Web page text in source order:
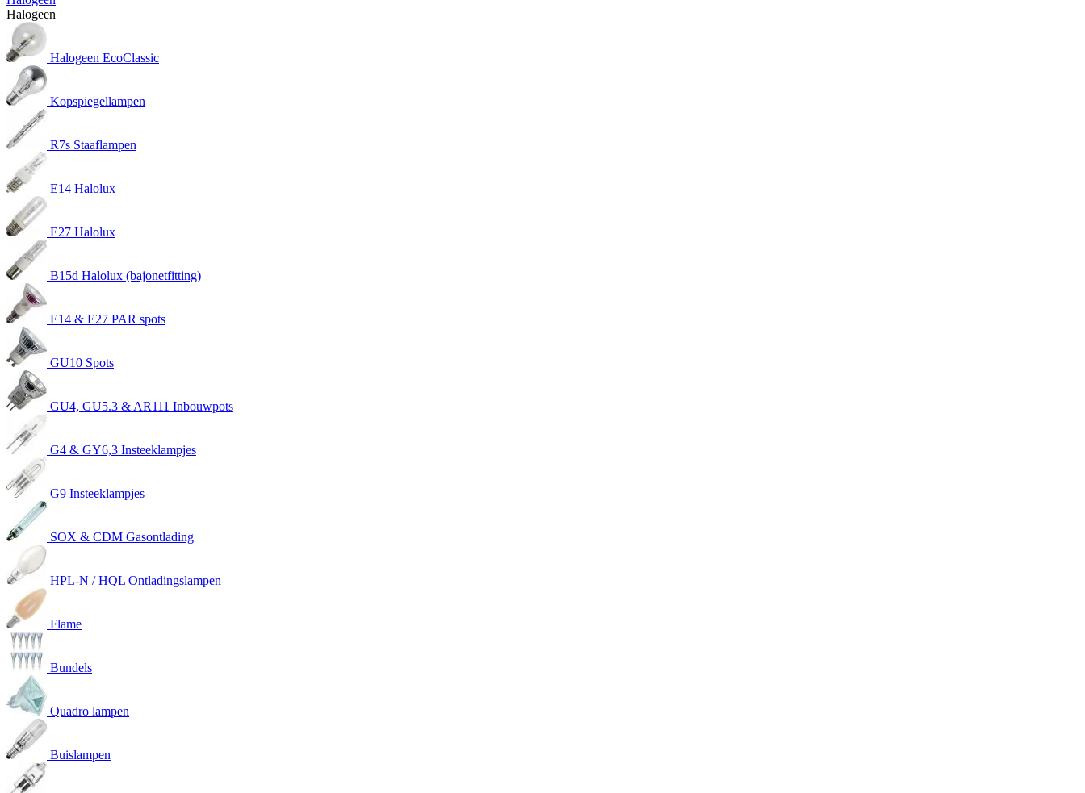
Halogeen
Halogeen EcoClassic
Kopspiegellampen
R7s Staaflampen
E14 Halolux
E27 Halolux
B15d Halolux (bajonetfitting)
E14 & E27 PAR spots
GU10 Spots
GU4, GU5.3 & AR111 Inbouwpots
G4 & GY6,3 Insteeklampjes
G9 Insteeklampjes
SOX & CDM Gasontlading
HPL-N / HQL Ontladingslampen
Flame
Bundels
Quadro lampen
Buislampen